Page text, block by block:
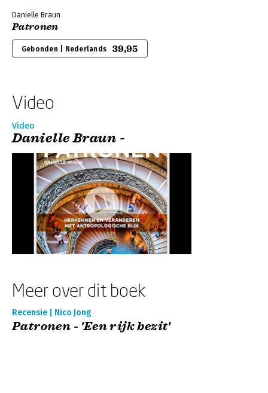
Danielle Braun
Patronen
Gebonden | Nederlands 39,95
Video
Video
Danielle Braun -
Meer over dit boek
Recensie | Nico Jong
Patronen - 'Een rijk bezit'